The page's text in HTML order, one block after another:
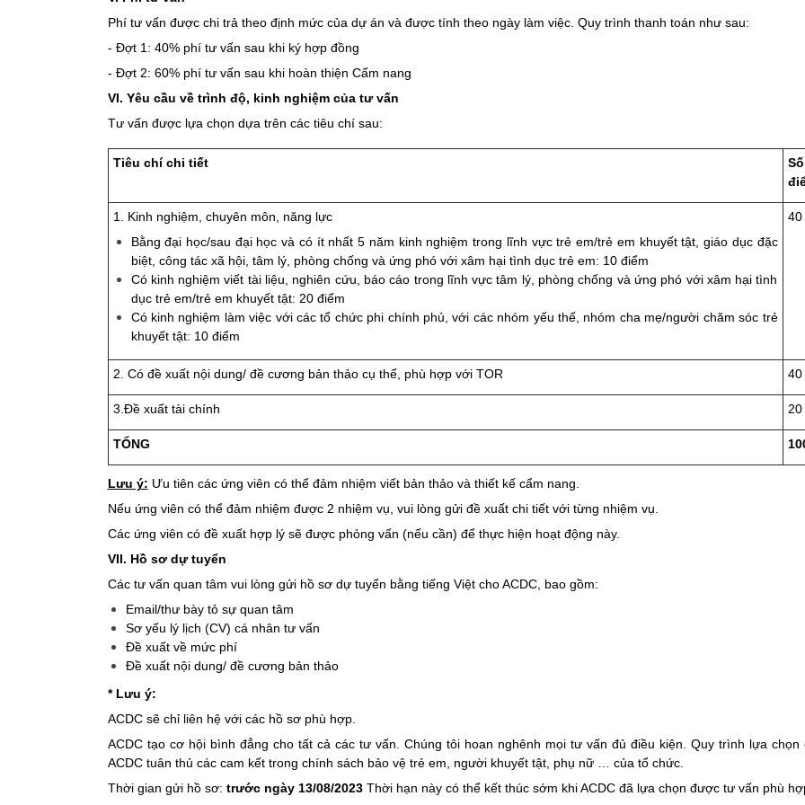
Phí tư vấn được chi trả theo định mức của dự án và được tính theo ngày làm việc. Quy trình thanh toán như sau:
- Đợt 1: 40% phí tư vấn sau khi ký hợp đồng
- Đợt 2: 60% phí tư vấn sau khi hoàn thiện Cẩm nang
VI. Yêu cầu về trình độ, kinh nghiệm của tư vấn
Tư vấn được lựa chọn dựa trên các tiêu chí sau:
Tiêu chí chi tiết
Số
1. Kinh nghiệm, chuyên môn, năng lực
Bằng đại học/sau đại học và có ít nhất 5 năm kinh nghiệm trong lĩnh vực trẻ em/trẻ em khuyết tật, giáo dục đặc
biệt, công tác xã hội, tâm lý, phòng chống và ứng phó với xâm hại tình dục trẻ em: 10 điểm
Có kinh nghiệm viết tài liệu, nghiên cứu, báo cáo trong lĩnh vực tâm lý, phòng chống và ứng phó với xâm hại tình
dục trẻ em/trẻ em khuyết tật: 20 điểm
Có kinh nghiệm làm việc với các tổ chức phi chính phủ, với các nhóm yếu thế, nhóm cha mẹ/người chăm sóc trẻ
khuyết tật: 10 điểm
40
2. Có đề xuất nội dung/ đề cương bản thảo cụ thể, phù hợp với TOR 40
3.Đề xuất tài chính 20
TỔNG
Lưu ý: Ưu tiên các ứng viên có thể đảm nhiệm viết bản thảo và thiết kế cẩm nang.
Nếu ứng viên có thể đảm nhiệm được 2 nhiệm vụ, vui lòng gửi đề xuất chi tiết với từng nhiệm vụ.
Các ứng viên có đề xuất hợp lý sẽ được phỏng vấn (nếu cần) để thực hiện hoạt động này.
VII. Hồ sơ dự tuyển
Các tư vấn quan tâm vui lòng gửi hồ sơ dự tuyển bằng tiếng Việt cho ACDC, bao gồm:
Email/thư bày tỏ sự quan tâm
Sơ yếu lý lịch (CV) cá nhân tư vấn
Đề xuất về mức phí
Đề xuất nội dung/ đề cương bản thảo
* Lưu ý:
ACDC sẽ chỉ liên hệ với các hồ sơ phù hợp.
ACDC tạo cơ hội bình đẳng cho tất cả các tư vấn. Chúng tôi hoan nghênh mọi tư vấn đủ điều kiện. Quy trình lựa chọn
ACDC tuân thủ các cam kết trong chính sách bảo vệ trẻ em, người khuyết tật, phụ nữ … của tổ chức.
Thời gian gửi hồ sơ: trước ngày 13/08/2023 Thời hạn này có thể kết thúc sớm khi ACDC đã lựa chọn được tư vấn phù